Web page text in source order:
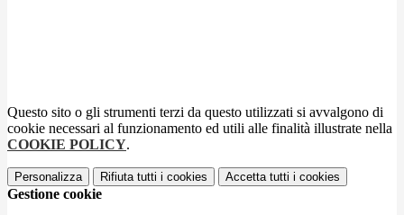
Questo sito o gli strumenti terzi da questo utilizzati si avvalgono di
cookie necessari al funzionamento ed utili alle finalità illustrate nella
COOKIE POLICY.
Personalizza Rifiuta tutti i cookies Accetta tutti i cookies
Gestione cookie